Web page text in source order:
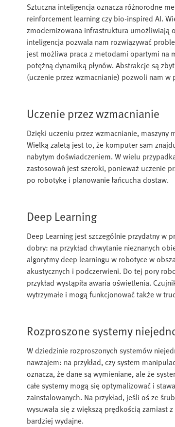
Sztuczna inteligencja oznacza różnorodne
reinforcement learning czy bio-inspired AI.
zmodernizowana infrastruktura umożliwiają
inteligencja pozwala nam rozwiązywać
jest możliwa praca z metodami opartymi na
potężną dynamiką płynów. Abstrakcje są
(uczenie przez wzmacnianie) pozwoli nam w
Uczenie przez wzmacnianie
Dzięki uczeniu przez wzmacnianie,
Wielką zaletą jest to, że komputer sam
nabytym doświadczeniem. W wielu
zastosowań jest szeroki, ponieważ uczenie
po robotykę i planowanie łańcucha dostaw.
Deep Learning
Deep Learning jest szczególnie przydatny
dobry: na przykład chwytanie nieznanych
algorytmy deep learningu w robotyce w
akustycznych i podczerwieni. Do tej pory
przykład wystąpiła awaria oświetlenia.
wytrzymałe i mogą funkcjonować także w
Rozproszone systemy
W dziedzinie rozproszonych systemów
nawzajem: na przykład, czy system
oznacza, że dane są wymieniane, ale że
całe systemy mogą się optymalizować i
zainstalowanych. Na przykład, jeśli oś ze
wysuwała się z większą prędkością zamiast
bardziej wydajne.